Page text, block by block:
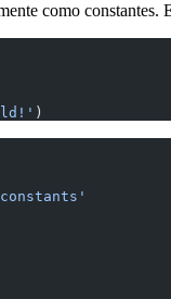
como
)